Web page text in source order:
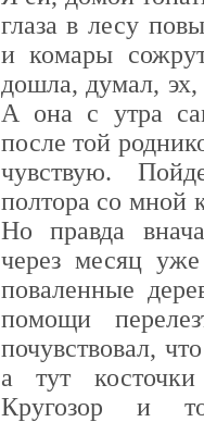
глаза в лесу
и комары
дошла, думал,
А она с утра
после той
чувствую.
полтора со мной
Но правда
через месяц
поваленные
помощи
почувствовал,
а тут
Кругозор и